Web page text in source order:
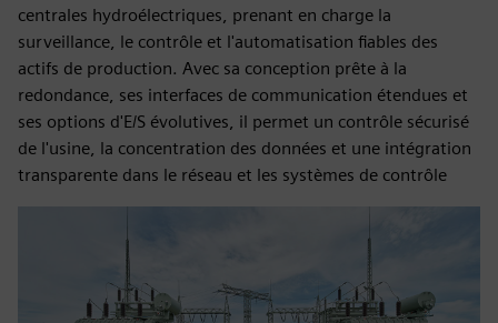
centrales hydroélectriques, prenant en charge la
surveillance, le contrôle et l'automatisation fiables des
actifs de production. Avec sa conception prête à la
redondance, ses interfaces de communication étendues et
ses options d'E/S évolutives, il permet un contrôle sécurisé
de l'usine, la concentration des données et une intégration
transparente dans le réseau et les systèmes de contrôle